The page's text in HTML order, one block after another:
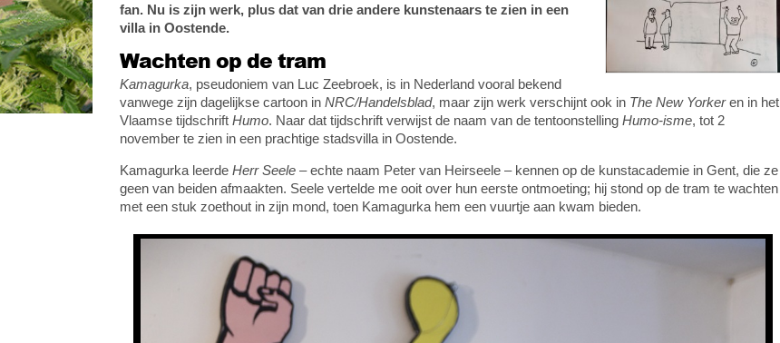
fan. Nu is zijn werk, plus dat van drie andere kunstenaars te zien in een
villa in Oostende.
Wachten op de tram
Kamagurka, pseudoniem van Luc Zeebroek, is in Nederland vooral bekend
vanwege zijn dagelijkse cartoon in NRC/Handelsblad, maar zijn werk verschijnt ook in The New Yorkeren in het
Vlaamse tijdschrift Humo. Naar dat tijdschrift verwijst de naam van de tentoonstelling Humo-isme, tot 2
november te zien in een prachtige stadsvilla in Oostende.
Kamagurka leerde Herr Seele – echte naam Peter van Heirseele – kennen op de kunstacademie in Gent, die ze
geen van beiden afmaakten. Seele vertelde me ooit over hun eerste ontmoeting; hij stond op de tram te wachten
met een stuk zoethout in zijn mond, toen Kamagurka hem een vuurtje aan kwam bieden.